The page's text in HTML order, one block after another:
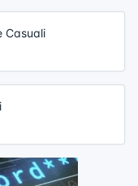
Casuali